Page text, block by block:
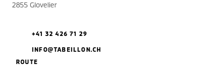
2855 Glovelier
+41 32 426 71 29
INFO@TABEILLON.CH
ROUTE